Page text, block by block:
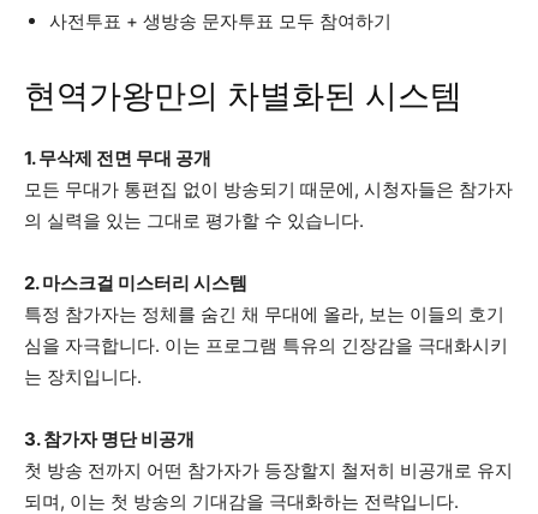
사전투표 + 생방송 문자투표 모두 참여하기
현역가왕만의 차별화된 시스템
1. 무삭제 전면 무대 공개
모든 무대가 통편집 없이 방송되기 때문에, 시청자들은 참가자
의 실력을 있는 그대로 평가할 수 있습니다.
2. 마스크걸 미스터리 시스템
특정 참가자는 정체를 숨긴 채 무대에 올라, 보는 이들의 호기
심을 자극합니다. 이는 프로그램 특유의 긴장감을 극대화시키
는 장치입니다.
3. 참가자 명단 비공개
첫 방송 전까지 어떤 참가자가 등장할지 철저히 비공개로 유지
되며, 이는 첫 방송의 기대감을 극대화하는 전략입니다.